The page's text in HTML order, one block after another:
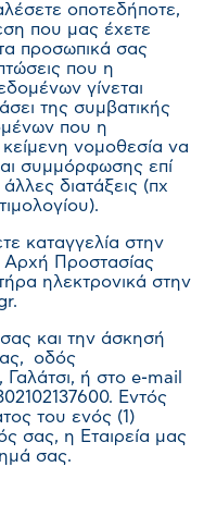
οποτεδήποτε,
που μας έχετε
προσωπικά σας
που η
γίνεται
της συμβατικής
που η
νομοθεσία να
συμμόρφωσης επί
διατάξεις (πχ
καταγγελία στην
Αρχή Προστασίας
ηλεκτρονικά στην
και την άσκησή
οδός
Γαλάτσι, ή στο e-mail
Εντός
του ενός (1)
σας, η Εταιρεία μας
σας.